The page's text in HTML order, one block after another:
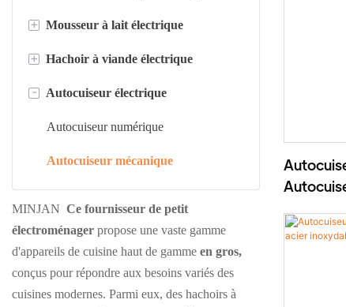
+ Mousseur à lait électrique
Mousseur à lait électrique 300 ml
Mousseur à lait électrique 600 ml
+ Hachoir à viande électrique
Hachoir à viande en acier inoxydable
Hachoir à viande en plastique
- Autocuiseur électrique
Autocuiseur numérique
Autocuiseur mécanique
MINJAN Ce fournisseur de petit
électroménager propose une vaste gamme
d'appareils de cuisine haut de gamme en gros,
conçus pour répondre aux besoins variés des
cuisines modernes. Parmi eux, des hachoirs à